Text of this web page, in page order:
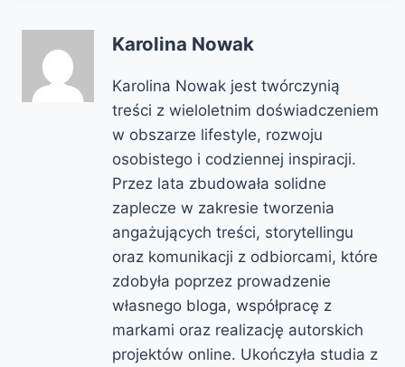
Karolina Nowak
Karolina Nowak jest twórczynią
treści z wieloletnim doświadczeniem
w obszarze lifestyle, rozwoju
osobistego i codziennej inspiracji.
Przez lata zbudowała solidne
zaplecze w zakresie tworzenia
angażujących treści, storytellingu
oraz komunikacji z odbiorcami, które
zdobyła poprzez prowadzenie
własnego bloga, współpracę z
markami oraz realizację autorskich
projektów online. Ukończyła studia z